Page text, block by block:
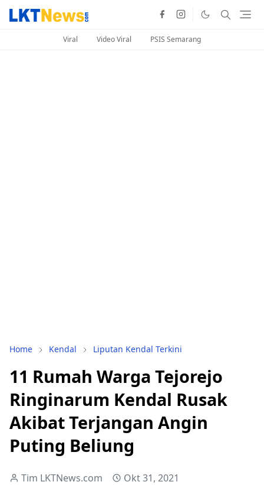
Viral Video Viral PSIS Semarang
Home Kendal Liputan Kendal Terkini
11 Rumah Warga Tejorejo
Ringinarum Kendal Rusak
Akibat Terjangan Angin
Puting Beliung
Tim LKTNews.com Okt 31, 2021